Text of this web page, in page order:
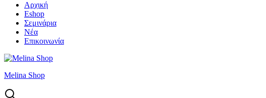
Αρχική
Eshop
Σεμινάρια
Νέα
Επικοινωνία
Melina Shop